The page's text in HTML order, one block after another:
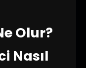
Olur?
Nasıl